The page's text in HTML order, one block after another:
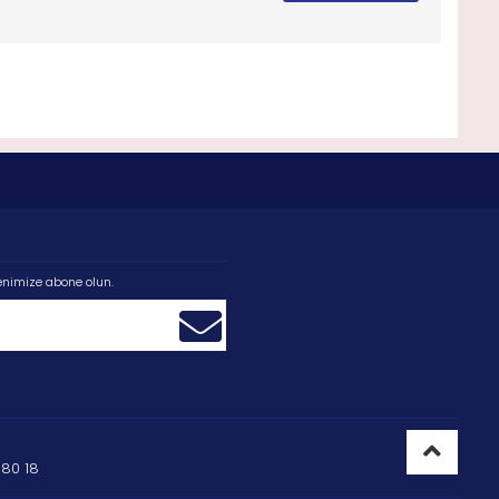
abone olun.
18